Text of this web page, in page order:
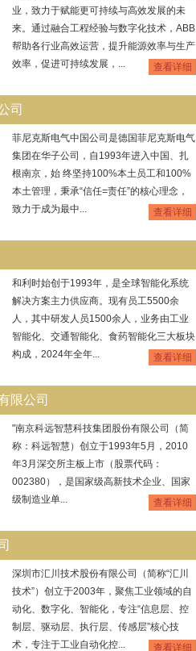
业，致力于赋能更可持续与高效发展的未
来。通过融合工程经验与数字化技术，ABB
帮助各行业高效运营，提升能源效率与生产
效率，促进可持续发展，...
查看详细
司
菲尼克斯电气中国公司是德国菲尼克斯电气
集团在华子公司，自1993年进入中国、扎
根南京，始 终坚持100%本土员工和100%
本土管理，秉承“信任=责任”的核心理念，
致力于成为最中...
查看详细
和利时始创于1993年，是全球智能化系统
解决方案主力供应商。现有员工5500余
人，其中研发人员1500余人，业务由工业
智能化、交通智能化、食药智能化三大板块
构成，2024年全年...
查看详细
限公司
"南京科远智慧科技集团股份有限公司（简
称：科远智慧）创立于1993年5月，2010
年3月深交所主板上市（股票代码：
002380），是国家级高新技术企业、国家
级制造业单...
查看详细
深圳市汇川技术股份有限公司（简称“汇川
技术”）创立于2003年，聚焦工业领域的自
动化、数字化、智能化，专注“信息层、控
制层、驱动层、执行层、传感层”核心技
术，专注于工业自动化控...
查看详细